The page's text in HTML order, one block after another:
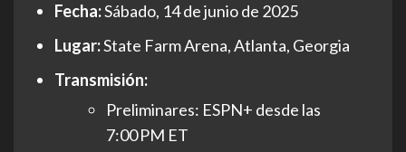
Fecha:Sábado, 14 de junio de 2025
Lugar:State Farm Arena, Atlanta, Georgia
Transmisión:
Preliminares: ESPN+ desde las
7:00 PM ET